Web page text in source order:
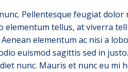
Pellentesque feugiat dolor
elementum tellus, at viverra
elementum ac nisi a
euismod sagittis sed in
nunc. Mauris et nunc eu mi